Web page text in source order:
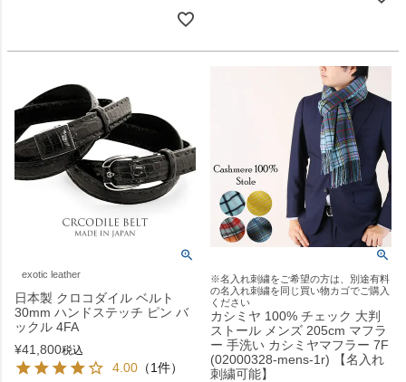
exotic leather
日本製 クロコダイル ベルト
30mm ハンドステッチ ピン バ
ックル 4FA
¥41,800税込
4.00 （1件）
※名入れ刺繍をご希望の方は、別途有料
の名入れ刺繍を同じ買い物カゴでご購入
ください
カシミヤ 100% チェック 大判
ストール メンズ 205cm マフラ
ー 手洗い カシミヤマフラー 7F
(02000328-mens-1r) 【名入れ
刺繍可能】